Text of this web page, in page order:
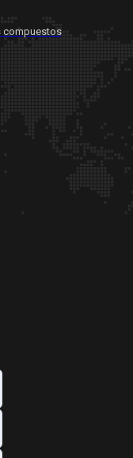
compuestos